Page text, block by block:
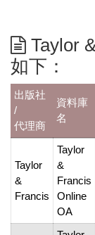
Taylor
如下：
出版社
/
代理商
資料庫
名
Taylor
&
Francis
Taylor
&
Francis
Online
OA